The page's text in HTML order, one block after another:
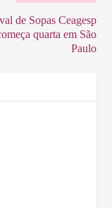
de Sopas Ceagesp
quarta em São
Paulo